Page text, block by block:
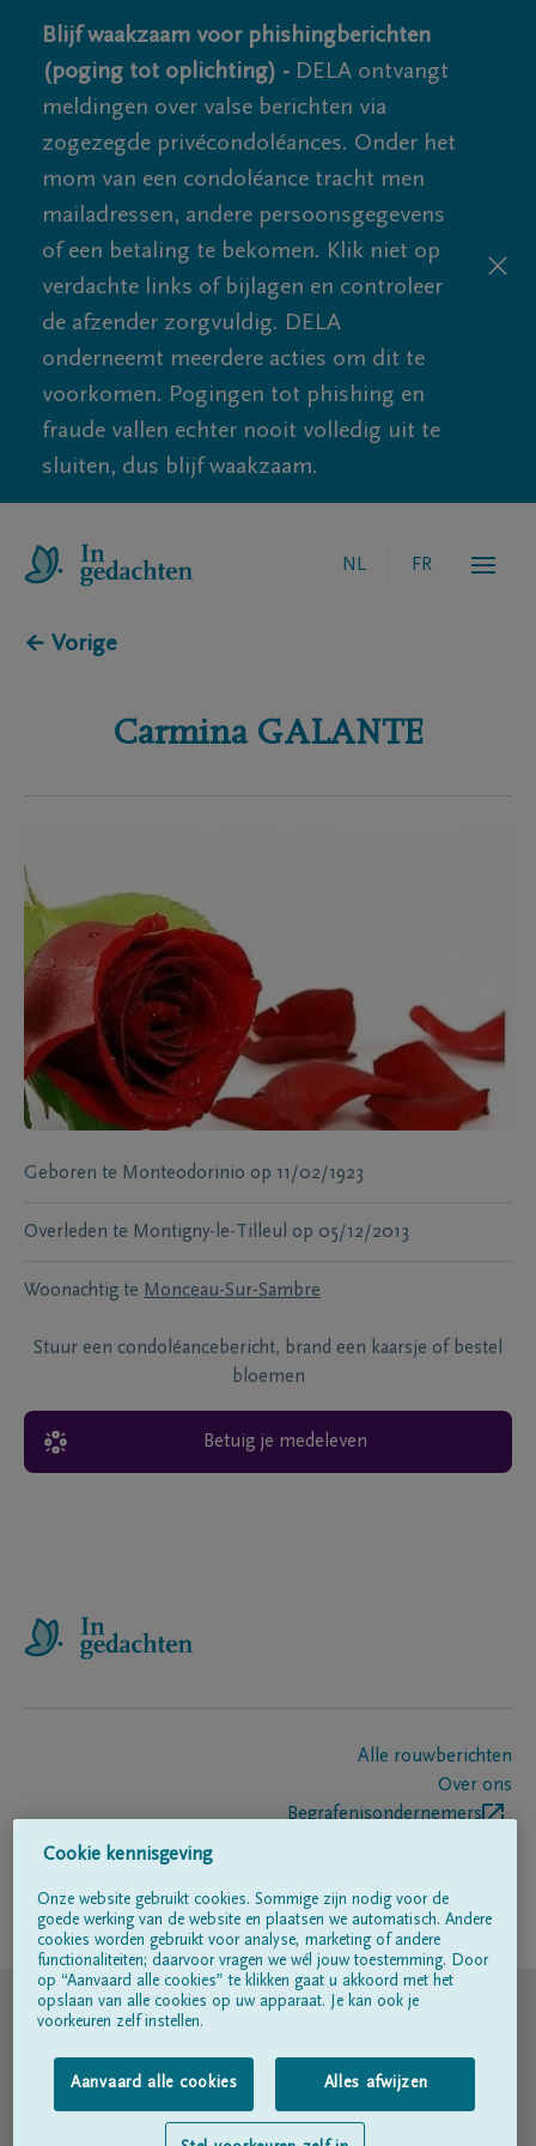
Blijf waakzaam voor phishingberichten
(poging tot oplichting) - DELA ontvangt
meldingen over valse berichten via
zogezegde privécondoléances. Onder het
mom van een condoléance tracht men
mailadressen, andere persoonsgegevens
of een betaling te bekomen. Klik niet op
verdachte links of bijlagen en controleer
de afzender zorgvuldig. DELA
onderneemt meerdere acties om dit te
voorkomen. Pogingen tot phishing en
fraude vallen echter nooit volledig uit te
sluiten, dus blijf waakzaam.
NL FR
← Vorige
Carmina GALANTE
Geboren te Monteodorinio op 11/02/1923
Overleden te Montigny-le-Tilleul op 05/12/2013
Woonachtig te Monceau-Sur-Sambre
Stuur een condoléancebericht, brand een kaarsje of bestel
bloemen
Betuig je medeleven
Alle rouwberichten
Over ons
Begrafenisondernemers
Volg ons op
© DELA
Gebruiksvoorwaarden
Privacyverklaring
Cookie kennisgeving
Onze website gebruikt cookies. Sommige zijn nodig voor de
goede werking van de website en plaatsen we automatisch. Andere
cookies worden gebruikt voor analyse, marketing of andere
functionaliteiten; daarvoor vragen we wél jouw toestemming. Door
op “Aanvaard alle cookies” te klikken gaat u akkoord met het
opslaan van alle cookies op uw apparaat. Je kan ook je
voorkeuren zelf instellen.
Aanvaard alle cookies Alles afwijzen